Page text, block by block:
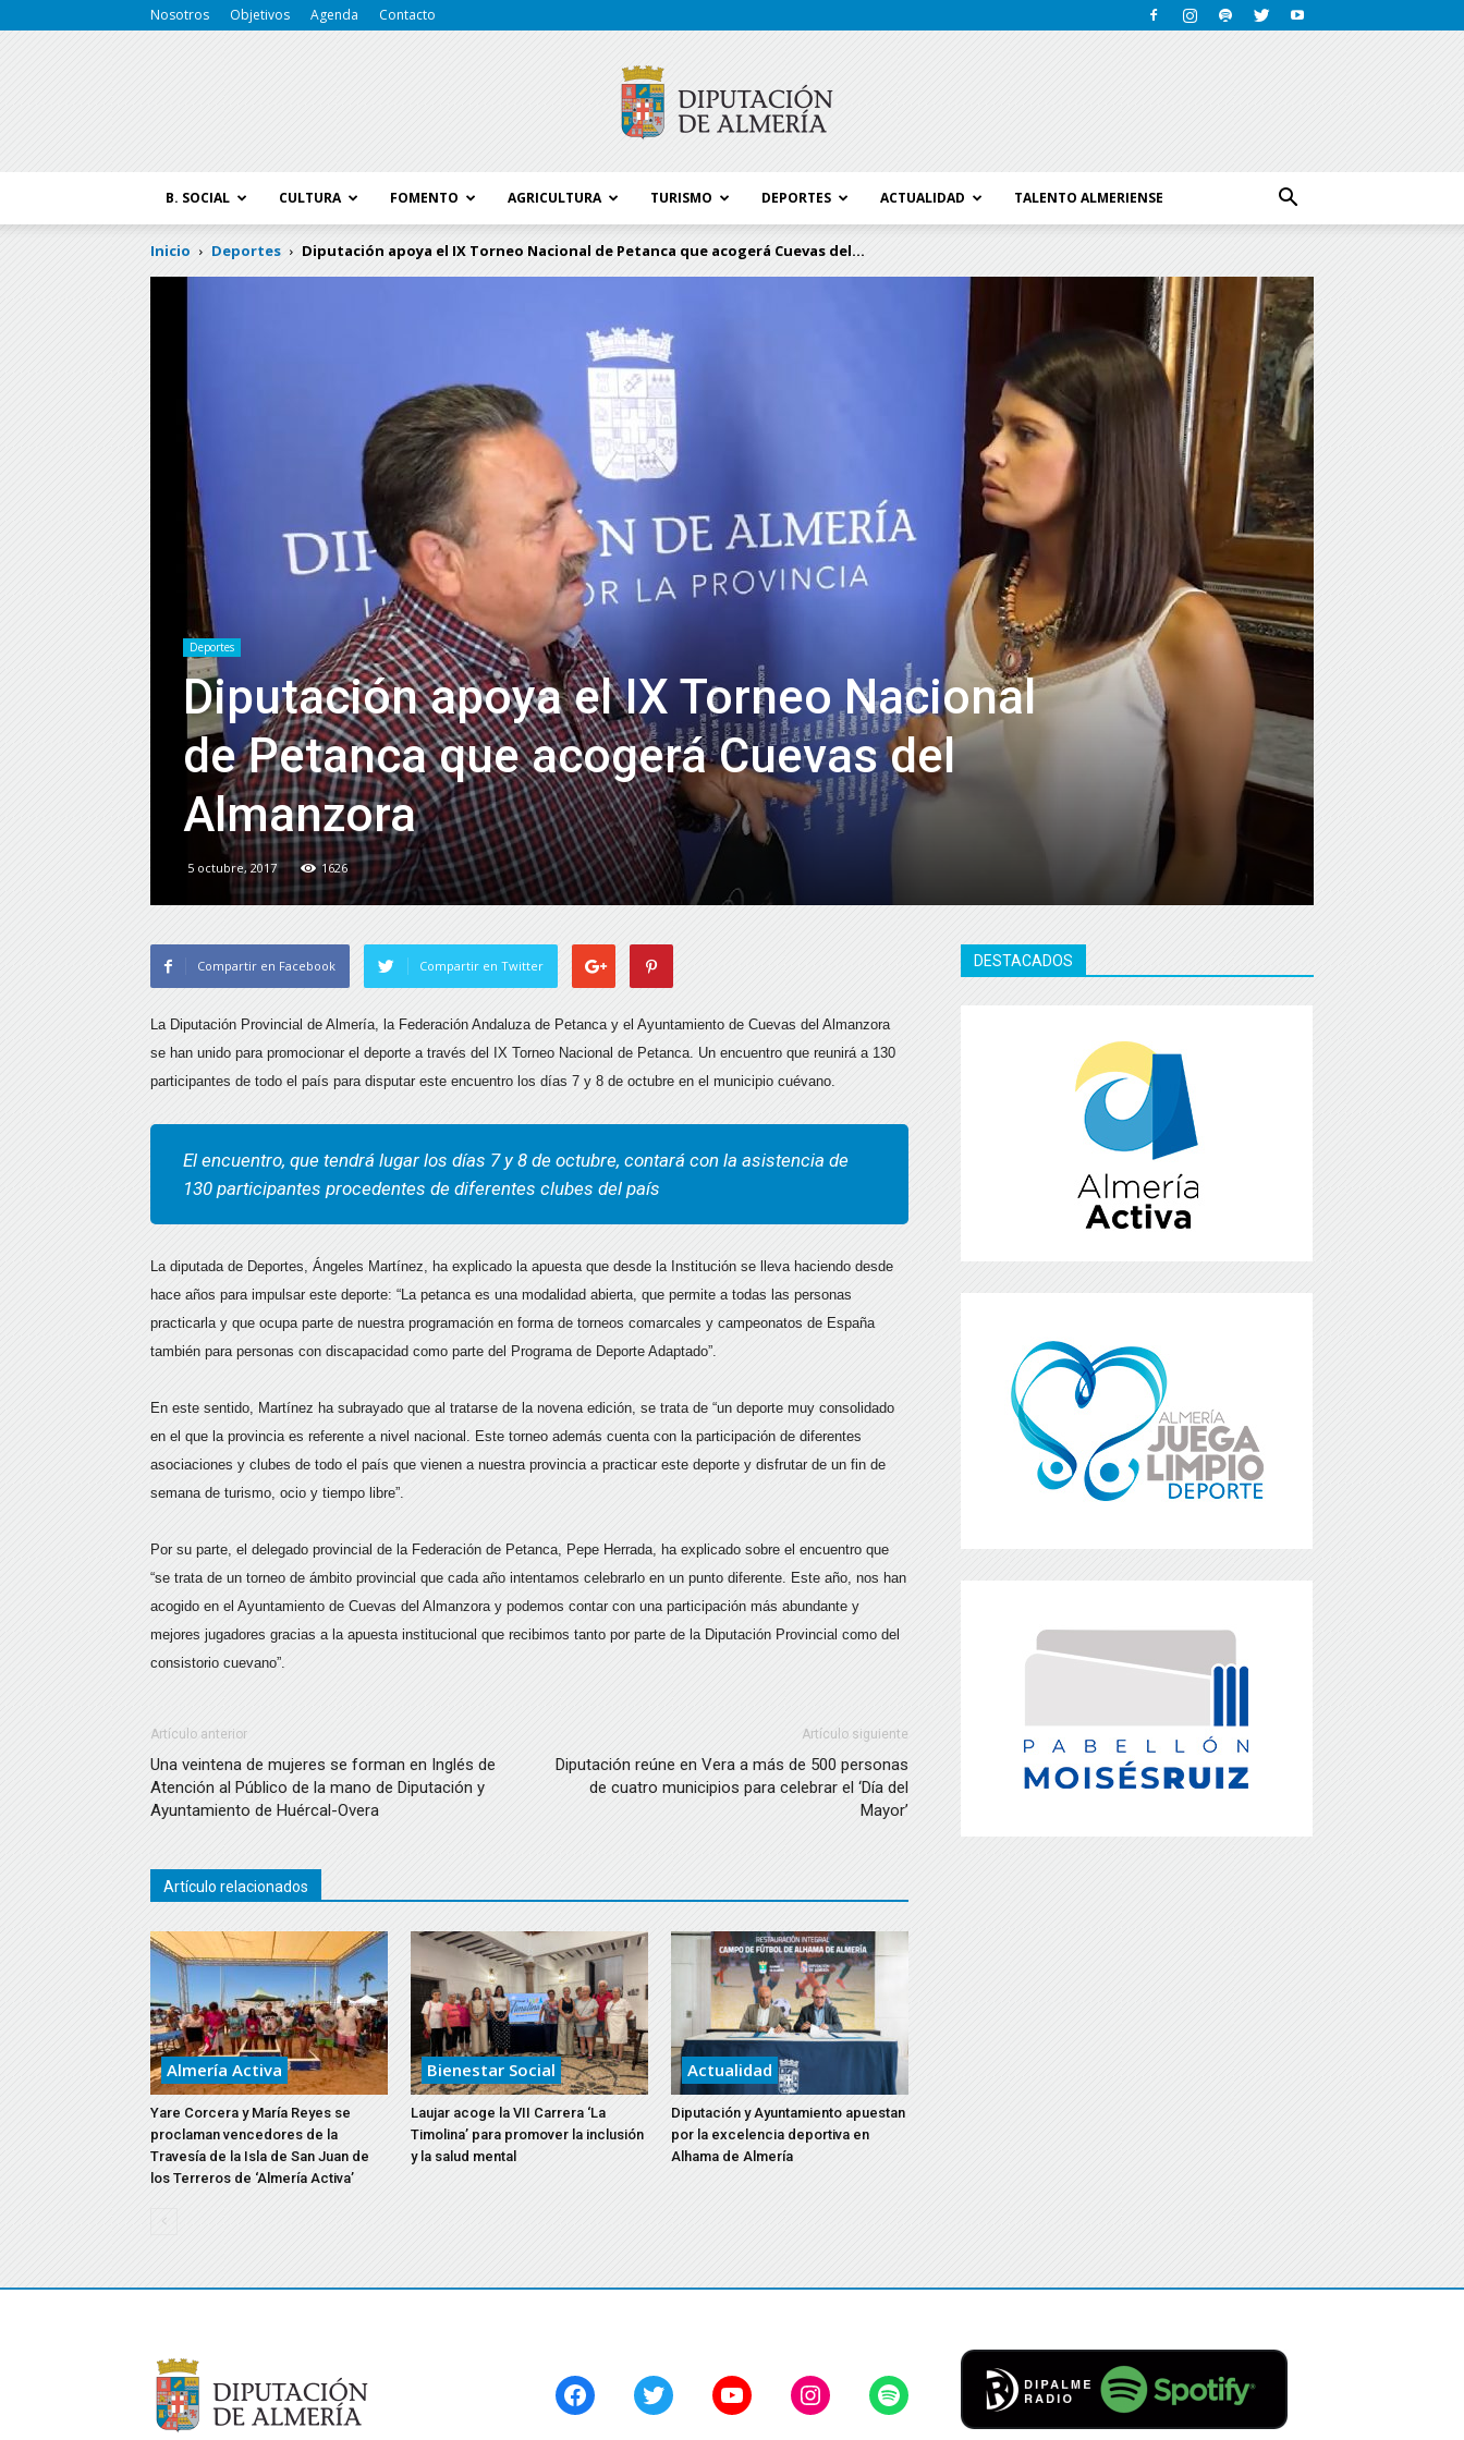
Nosotros Objetivos Agenda Contacto
B. SOCIAL CULTURA FOMENTO AGRICULTURA TURISMO DEPORTES ACTUALIDAD TALENTO ALMERIENSE
Inicio Deportes Diputación apoya el IX Torneo Nacional de Petanca que acogerá Cuevas del...
Deportes
Diputación apoya el IX Torneo Nacional
de Petanca que acogerá Cuevas del
Almanzora
5 octubre, 2017 1626
Compartir en Facebook Compartir en Twitter
La Diputación Provincial de Almería, la Federación Andaluza de Petanca y el Ayuntamiento de Cuevas del Almanzora
se han unido para promocionar el deporte a través del IX Torneo Nacional de Petanca. Un encuentro que reunirá a 130
participantes de todo el país para disputar este encuentro los días 7 y 8 de octubre en el municipio cuévano.
El encuentro, que tendrá lugar los días 7 y 8 de octubre, contará con la asistencia de
130 participantes procedentes de diferentes clubes del país
La diputada de Deportes, Ángeles Martínez, ha explicado la apuesta que desde la Institución se lleva haciendo desde
hace años para impulsar este deporte: “La petanca es una modalidad abierta, que permite a todas las personas
practicarla y que ocupa parte de nuestra programación en forma de torneos comarcales y campeonatos de España
también para personas con discapacidad como parte del Programa de Deporte Adaptado”.
En este sentido, Martínez ha subrayado que al tratarse de la novena edición, se trata de “un deporte muy consolidado
en el que la provincia es referente a nivel nacional. Este torneo además cuenta con la participación de diferentes
asociaciones y clubes de todo el país que vienen a nuestra provincia a practicar este deporte y disfrutar de un fin de
semana de turismo, ocio y tiempo libre”.
Por su parte, el delegado provincial de la Federación de Petanca, Pepe Herrada, ha explicado sobre el encuentro que
“se trata de un torneo de ámbito provincial que cada año intentamos celebrarlo en un punto diferente. Este año, nos han
acogido en el Ayuntamiento de Cuevas del Almanzora y podemos contar con una participación más abundante y
mejores jugadores gracias a la apuesta institucional que recibimos tanto por parte de la Diputación Provincial como del
consistorio cuevano”.
Artículo anterior
Una veintena de mujeres se forman en Inglés de
Atención al Público de la mano de Diputación y
Ayuntamiento de Huércal-Overa
Artículo siguiente
Diputación reúne en Vera a más de 500 personas
de cuatro municipios para celebrar el ‘Día del
Mayor’
Artículo relacionados
Almería Activa
Yare Corcera y María Reyes se
proclaman vencedores de la
Travesía de la Isla de San Juan de
los Terreros de ‘Almería Activa’
Bienestar Social
Laujar acoge la VII Carrera ‘La
Timolina’ para promover la inclusión
y la salud mental
Actualidad
Diputación y Ayuntamiento apuestan
por la excelencia deportiva en
Alhama de Almería
DESTACADOS
FacebookTwitterYouTubeInstagramSpotify